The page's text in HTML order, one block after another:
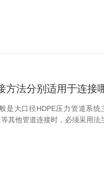
方法分别适用于连接
是大口径HDPE压力管道系
其他管道连接时，必须采用法